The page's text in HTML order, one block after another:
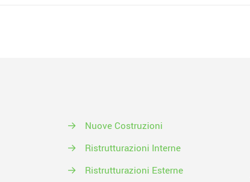
→
Nuove Costruzioni
→
Ristrutturazioni Interne
→
Ristrutturazioni Esterne